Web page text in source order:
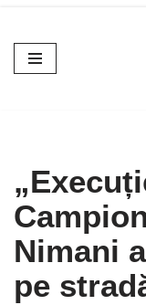
Sari
la
Nimani
pe